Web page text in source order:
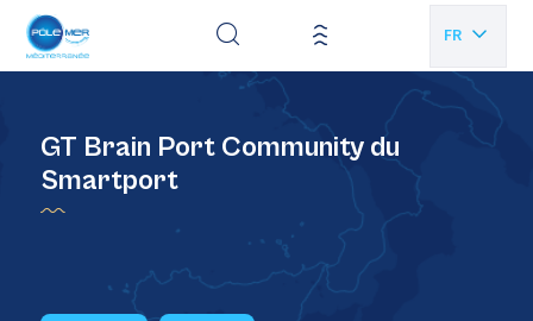
FR
GT Brain Port Community du
Smartport
Panneau de gestion des cookies